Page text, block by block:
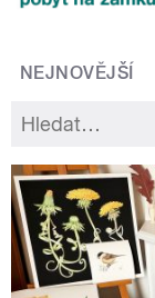
NEJNOVĚJŠÍ